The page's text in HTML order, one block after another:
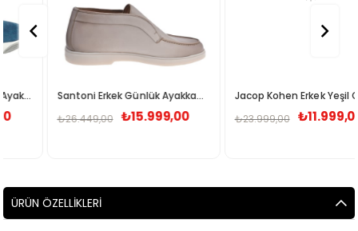
Santoni Erkek Günlük Ayakkabı WUYA58458TISNLGAE32
₺15.999,00
₺26.449,00
Jacop Kohen Erkek Yeşil Günlük Ayakkabı M400234855
₺11.999,00
₺23.999,00
ÜRÜN ÖZELLIKLERI